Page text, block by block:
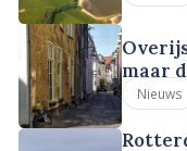
maar
Nieuws